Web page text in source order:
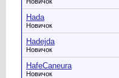
Hada
Новичок
Hadejda
Новичок
HafeCaneura
Новичок